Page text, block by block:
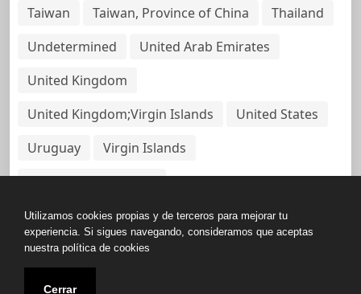
Taiwan
Taiwan, Province of China
Thailand
Undetermined
United Arab Emirates
United Kingdom
United Kingdom;Virgin Islands
United States
Uruguay
Virgin Islands
Virgin Islands, British
Copyright © All rights reserved.
Utilizamos cookies propias y de terceros para mejorar tu
experiencia. Si sigues navegando, consideramos que aceptas
nuestra política de cookies
Cerrar